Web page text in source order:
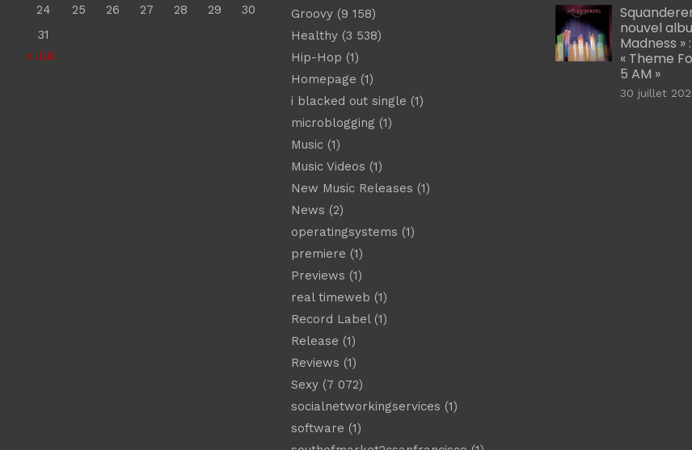
24
25 26 27 28 29
30
31
« Juil
Groovy(9 158)
Healthy(3 538)
Hip-Hop (1)
Homepage (1)
i blacked out single (1)
microblogging (1)
Music(1)
Music Videos (1)
New Music Releases (1)
News (2)
operatingsystems (1)
premiere (1)
Previews (1)
real timeweb (1)
Record Label(1)
Release (1)
Reviews (1)
Sexy(7 072)
socialnetworkingservices (1)
software (1)
nouvel
Madness »
« Theme
5 AM »
30 juillet